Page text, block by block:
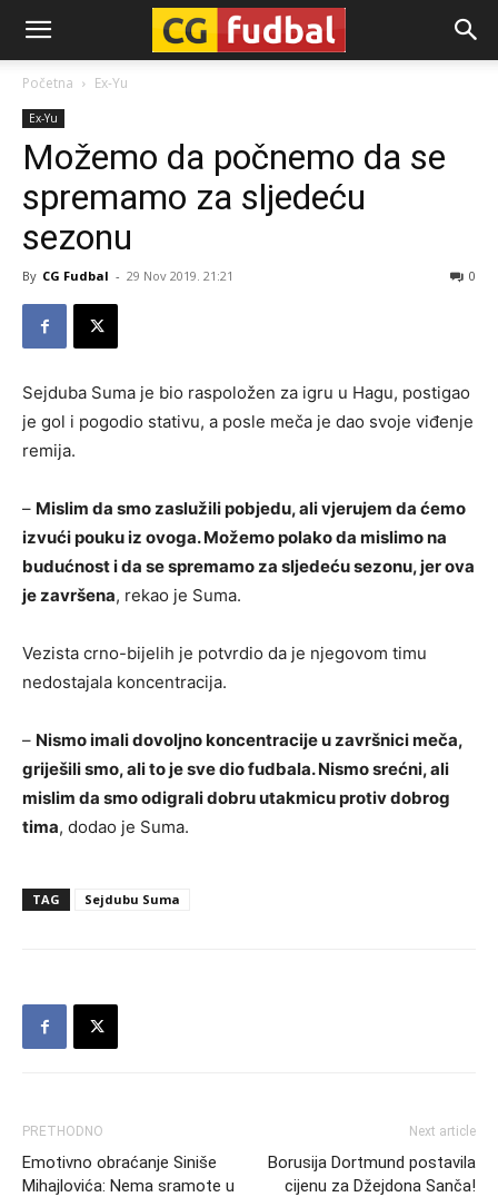
CG-
Fudbal
Početna Ex-Yu
Ex-Yu
Možemo da počnemo da se
spremamo za sljedeću
sezonu
By CG Fudbal - 29 Nov 2019. 21:21 0
Sejduba Suma je bio raspoložen za igru u Hagu, postigao
je gol i pogodio stativu, a posle meča je dao svoje viđenje
remija.
– Mislim da smo zaslužili pobjedu, ali vjerujem da ćemo
izvući pouku iz ovoga. Možemo polako da mislimo na
budućnost i da se spremamo za sljedeću sezonu, jer ova
je završena, rekao je Suma.
Vezista crno-bijelih je potvrdio da je njegovom timu
nedostajala koncentracija.
– Nismo imali dovoljno koncentracije u završnici meča,
griješili smo, ali to je sve dio fudbala. Nismo srećni, ali
mislim da smo odigrali dobru utakmicu protiv dobrog
tima, dodao je Suma.
TAG Sejdubu Suma
PRETHODNO
Emotivno obraćanje Siniše
Mihajlovića: Nema sramote u
Next article
Borusija Dortmund postavila
cijenu za Džejdona Sanča!